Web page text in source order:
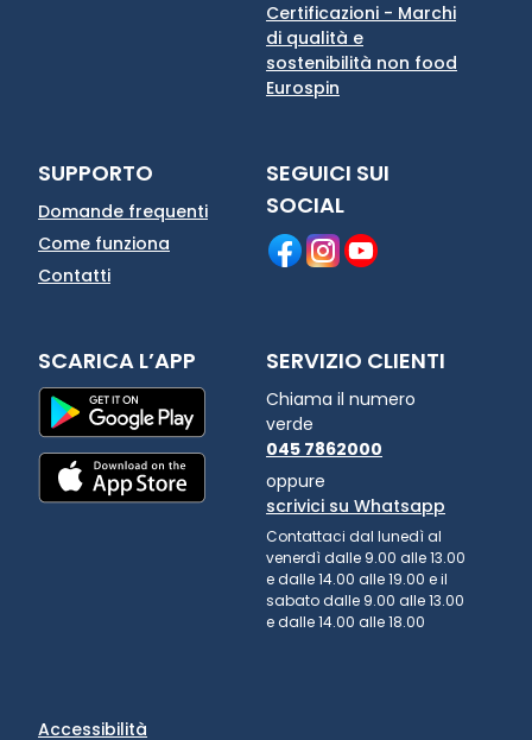
Certificazioni - Marchi
di qualità e
sostenibilità non food
Eurospin
SUPPORTO
Domande frequenti
Come funziona
Contatti
SEGUICI SUI
SOCIAL
SCARICA L’APP SERVIZIO CLIENTI
Chiama il numero
verde
045 7862000
oppure
scrivici su Whatsapp
Contattaci dal lunedì al
venerdì dalle 9.00 alle 13.00
e dalle 14.00 alle 19.00 e il
sabato dalle 9.00 alle 13.00
e dalle 14.00 alle 18.00
Accessibilità